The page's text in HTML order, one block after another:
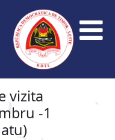
vizita
-1